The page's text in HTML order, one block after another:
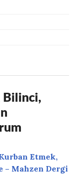
Etmek,
– Mahzen Dergi